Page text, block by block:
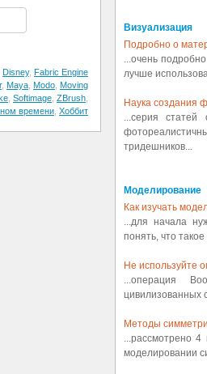
Disney, Fabric Engine
, Maya Modo Moving
Softimage ZBrush
времени Хоббит
Визуализация
Подробно о
...очень
лучше
Наука создания
...серия
тридешников...
Моделирование
Как изучать
...для начала
понять, что
Не используйте
...операция
цивилизованных
Методы
...рассмотрено
моделировании